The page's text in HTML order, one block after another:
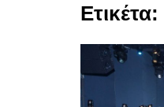
Ετικέτα: